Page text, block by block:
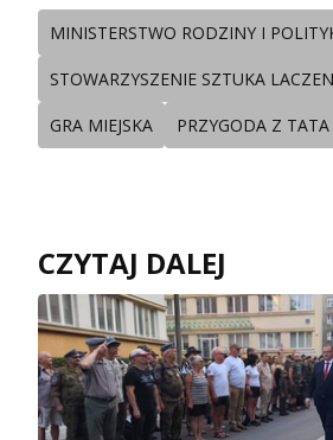
MINISTERSTWO RODZINY I
STOWARZYSZENIE SZTUKA
GRA MIEJSKA PRZYGODA Z TATA
CZYTAJ DALEJ